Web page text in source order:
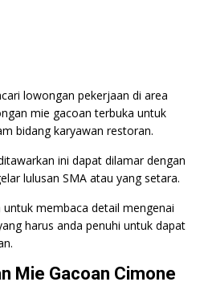
lowongan pekerjaan di area
mie gacoan terbuka untuk
bidang karyawan restoran.
ini dapat dilamar dengan
lulusan SMA atau yang setara.
untuk membaca detail mengenai
harus anda penuhi untuk dapat
Mie Gacoan Cimone